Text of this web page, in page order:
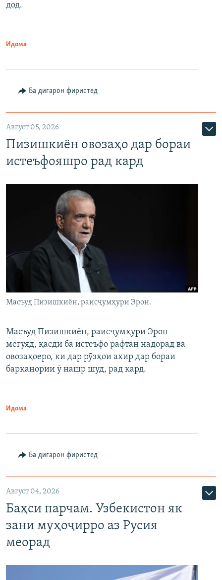
дод.
Идома
Ба дигарон фиристед
Август 05, 2026
Пизишкиён овозаҳо дар бораи
истеъфояшро рад кард
Масъуд Пизишкиён, раисҷумҳури Эрон.
Масъуд Пизишкиён, раисҷумҳури Эрон
мегӯяд, қасди ба истеъфо рафтан надорад ва
овозаҳоеро, ки дар рӯзҳои ахир дар бораи
барканории ӯ нашр шуд, рад кард.
Идома
Ба дигарон фиристед
Август 04, 2026
Баҳси парчам. Узбекистон як
зани муҳоҷирро аз Русия
меорад